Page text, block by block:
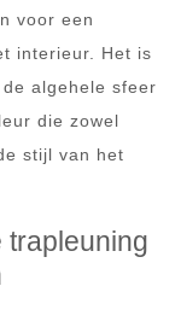
voor een
interieur. Het is
algehele sfeer
die zowel
stijl van het
trapleuning